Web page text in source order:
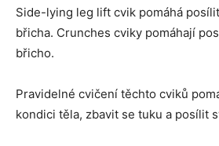
Side-lying leg lift cvik pomáhá
břicha. Crunches cviky pomáhají
břicho.
Pravidelné cvičení těchto cviků
kondici těla, zbavit se tuku a posílit